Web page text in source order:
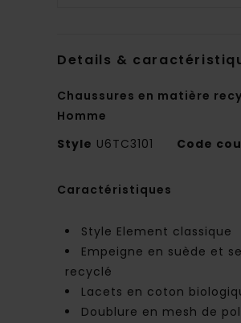
Details &
Chaussures en matière
Homme
Style U6TC3101 Code
Caractéristiques
Style Element classique
Empeigne en suède et
recyclé
Lacets en coton
Doublure en mesh de